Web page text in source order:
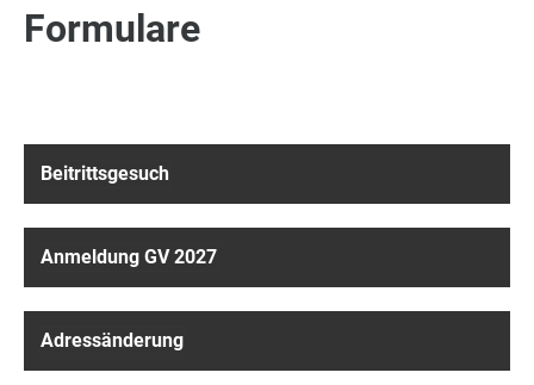
Formulare
Beitrittsgesuch
Anmeldung GV 2027
Adressänderung